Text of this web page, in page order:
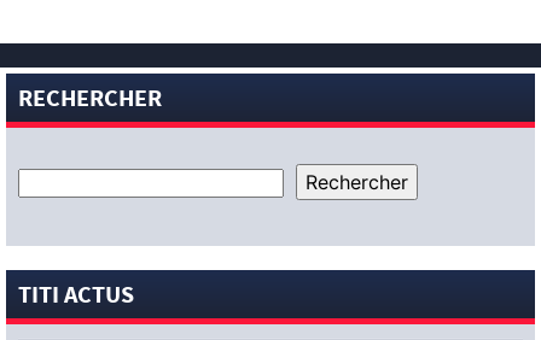
RECHERCHER
TITI ACTUS